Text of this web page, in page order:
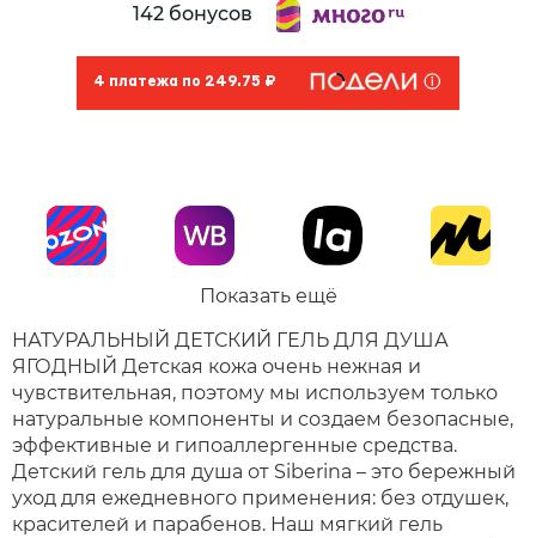
142 бонусов
4 платежа по 249.75 ₽
Показать ещё
НАТУРАЛЬНЫЙ ДЕТСКИЙ ГЕЛЬ ДЛЯ ДУША
ЯГОДНЫЙ Детская кожа очень нежная и
чувствительная, поэтому мы используем только
натуральные компоненты и создаем безопасные,
эффективные и гипоаллергенные средства.
Детский гель для душа от Siberina – это бережный
уход для ежедневного применения: без отдушек,
красителей и парабенов. Наш мягкий гель